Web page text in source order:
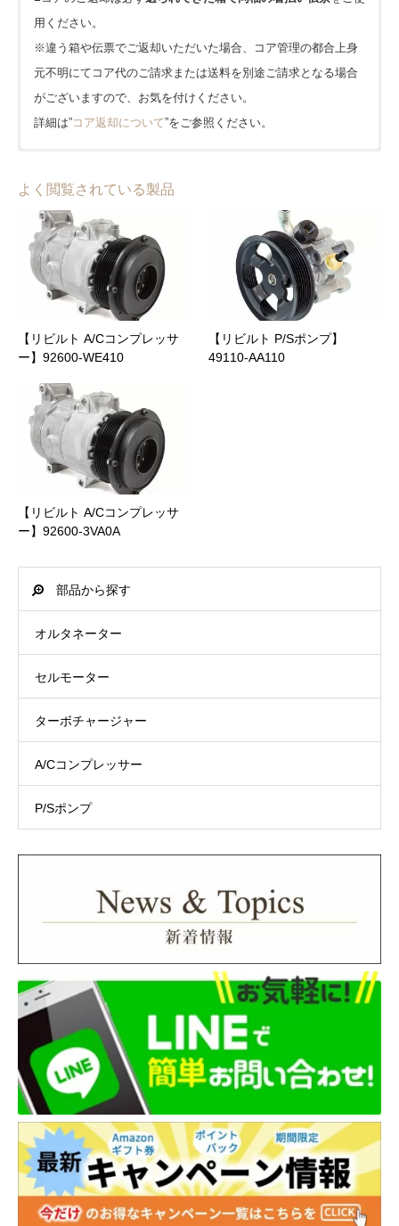
用ください。
※違う箱や伝票でご返却いただいた場合、コア管理の都合上身
元不明にてコア代のご請求または送料を別途ご請求となる場合
がございますので、お気を付けください。
詳細は”コア返却について”をご参照ください。
クレジット
代金引換(宅急便コレクト)
商品合計価格(送料含む)
～ 9,999 円
10,000 円 ～ 29,999 円
30,000 円 ～ 49,999 円
銀行振込
PayPay銀行
ビジネス営業部支店(店番:005)
普通口座 1316532
カ）ジェイトック
NP後払い(コンビニ・郵便局・銀行)
商品合計価格(送料含む)
株式会社ネットプロテクションズ
メールリンク決済
詳細は” 支払いについて”をご参照ください。
■北海道、沖縄、離島は1,650円、その他は全国一律0円となりま
す。
地域 送料(税込) 到着日数(目安)
北海道 1,650 円
東北 0 円
中部 0 円
近畿 0 円
中国 0 円
北九州 0 円
南九州 0 円
沖縄
詳細は”配送について”をご参照ください。
は一部半年または10,000kmとなります。)
【キャンペーン期間中】当店公式オンラインショップでのご購
入に限り保証期間が２倍!!
保証内容、適用外となるケースについてなど、詳細は”保証につ
いて ”をご参照ください。
よく閲覧されている製品
【リビルト A/Cコンプレッサ
ー】92600-WE410
【リビルト P/Sポンプ】
49110-AA110
【リビルト A/Cコンプレッサ
ー】92600-3VA0A
部品から探す
オルタネーター
セルモーター
ターボチャージャー
A/Cコンプレッサー
P/Sポンプ